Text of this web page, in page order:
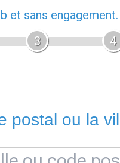
et sans engagement.
3 4
postal ou la